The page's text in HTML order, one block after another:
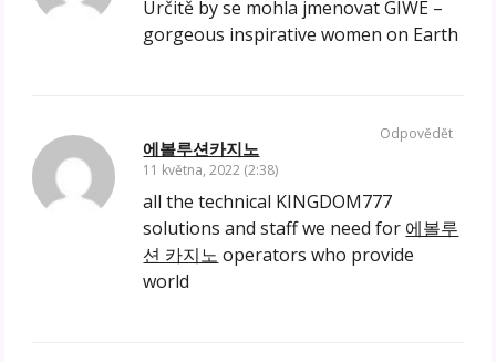
Určitě by se mohla jmenovat GIWE –
gorgeous inspirative women on Earth
에볼루션카지노
11 května, 2022 (2:38)
all the technical KINGDOM777
solutions and staff we need for 에볼루
션 카지노 operators who provide
world
Odpovědět